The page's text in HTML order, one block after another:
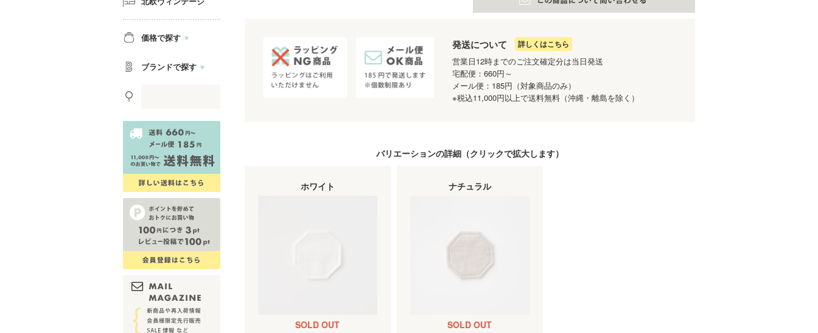
発送について 詳しくはこちら
営業日12時までのご注文確定分は当日発送
宅配便：660円～
メール便：185円（対象商品のみ）
※税込11,000円以上で送料無料（沖縄・離島を除く）
バリエーションの詳細（クリックで拡大します）
ホワイト ナチュラル
価格で探す
ブランドで探す